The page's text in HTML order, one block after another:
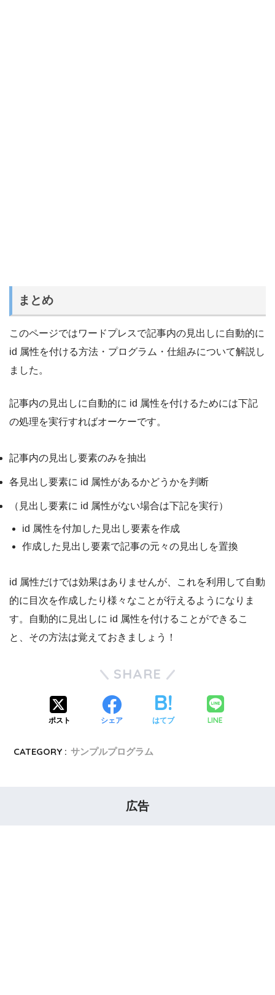
まとめ
このページではワードプレスで記事内の見出しに自動的に
id 属性を付ける方法・プログラム・仕組みについて解説し
ました。
記事内の見出しに自動的に id 属性を付けるためには下記
の処理を実行すればオーケーです。
記事内の見出し要素のみを抽出
各見出し要素に id 属性があるかどうかを判断
（見出し要素に id 属性がない場合は下記を実行）
id 属性を付加した見出し要素を作成
作成した見出し要素で記事の元々の見出しを置換
id 属性だけでは効果はありませんが、これを利用して自動
的に目次を作成したり様々なことが行えるようになりま
す。自動的に見出しに id 属性を付けることができるこ
と、その方法は覚えておきましょう！
SHARE
ポスト シェア はてブ LINE
CATEGORY : サンプルプログラム
広告